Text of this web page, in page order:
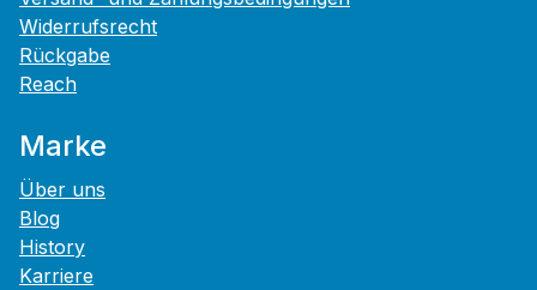
Widerrufsrecht
Rückgabe
Reach
Marke
Über uns
Blog
History
Karriere